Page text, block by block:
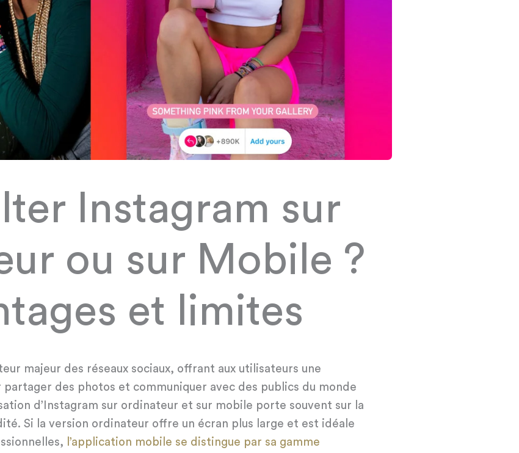
Instagram sur
ou sur Mobile ?
et limites
majeur des réseaux sociaux, offrant aux utilisateurs une
des photos et communiquer avec des publics du monde
d’Instagram sur ordinateur et sur mobile porte souvent sur la
Si la version ordinateur offre un écran plus large et est idéale
l’application mobile se distingue par sa gamme